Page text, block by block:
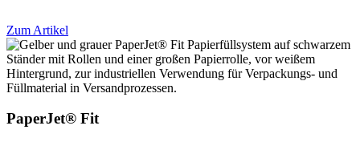
Zum Artikel
PaperJet® Fit